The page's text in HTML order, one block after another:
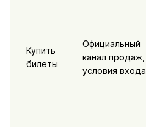
Купить
билеты
Официальный
канал продаж,
условия входа